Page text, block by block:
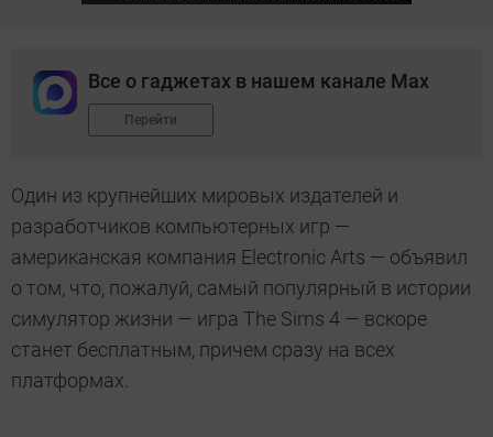
Все о гаджетах в нашем канале Max
Перейти
Один из крупнейших мировых издателей и
разработчиков компьютерных игр —
американская компания Electronic Arts — объявил
о том, что, пожалуй, самый популярный в истории
симулятор жизни — игра The Sims 4 — вскоре
станет бесплатным, причем сразу на всех
платформах.